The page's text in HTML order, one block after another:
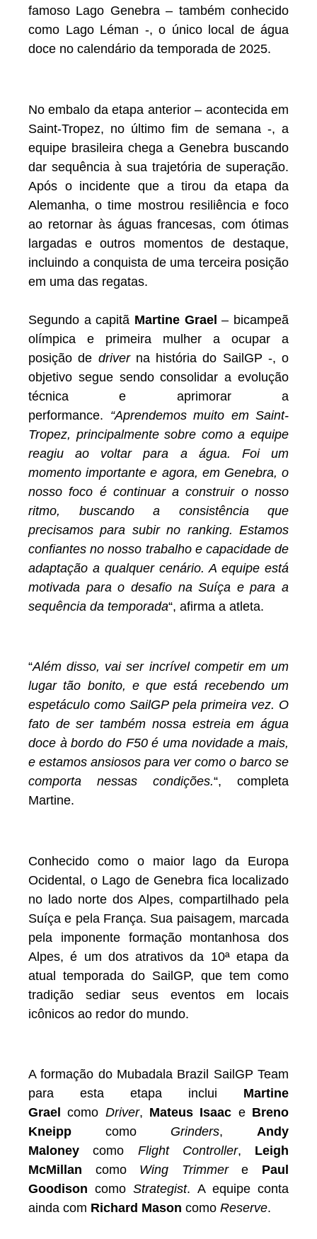
famoso Lago Genebra – também conhecido
como Lago Léman -, o único local de água
doce no calendário da temporada de 2025.
No embalo da etapa anterior – acontecida em
Saint-Tropez, no último fim de semana -, a
equipe brasileira chega a Genebra buscando
dar sequência à sua trajetória de superação.
Após o incidente que a tirou da etapa da
Alemanha, o time mostrou resiliência e foco
ao retornar às águas francesas, com ótimas
largadas e outros momentos de destaque,
incluindo a conquista de uma terceira posição
em uma das regatas.
Segundo a capitã Martine Grael – bicampeã
olímpica e primeira mulher a ocupar a
posição de driver na história do SailGP -, o
objetivo segue sendo consolidar a evolução
técnica e aprimorar a
performance. “Aprendemos muito em Saint-
Tropez, principalmente sobre como a equipe
reagiu ao voltar para a água. Foi um
momento importante e agora, em Genebra, o
nosso foco é continuar a construir o nosso
ritmo, buscando a consistência que
precisamos para subir no ranking. Estamos
confiantes no nosso trabalho e capacidade de
adaptação a qualquer cenário. A equipe está
motivada para o desafio na Suíça e para a
sequência da temporada“, afirma a atleta.
“Além disso, vai ser incrível competir em um
lugar tão bonito, e que está recebendo um
espetáculo como SailGP pela primeira vez. O
fato de ser também nossa estreia em água
doce à bordo do F50 é uma novidade a mais,
e estamos ansiosos para ver como o barco se
comporta nessas condições.“, completa
Martine.
Conhecido como o maior lago da Europa
Ocidental, o Lago de Genebra fica localizado
no lado norte dos Alpes, compartilhado pela
Suíça e pela França. Sua paisagem, marcada
pela imponente formação montanhosa dos
Alpes, é um dos atrativos da 10ª etapa da
atual temporada do SailGP, que tem como
tradição sediar seus eventos em locais
icônicos ao redor do mundo.
A formação do Mubadala Brazil SailGP Team
para esta etapa inclui Martine
Grael
como Driver, Mateus Isaac e Breno
Kneipp como Grinders, Andy
Maloney como Flight Controller, Leigh
McMillan como Wing Trimmere Paul
Goodison comoStrategist. A equipe conta
ainda com Richard Mason como Reserve.